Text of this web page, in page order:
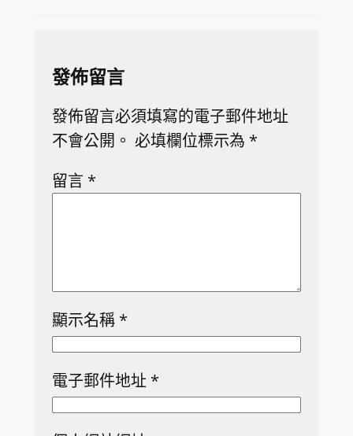
發佈留言
發佈留言必須填寫的電子郵件地址
不會公開。 必填欄位標示為 *
留言 *
顯示名稱 *
電子郵件地址 *